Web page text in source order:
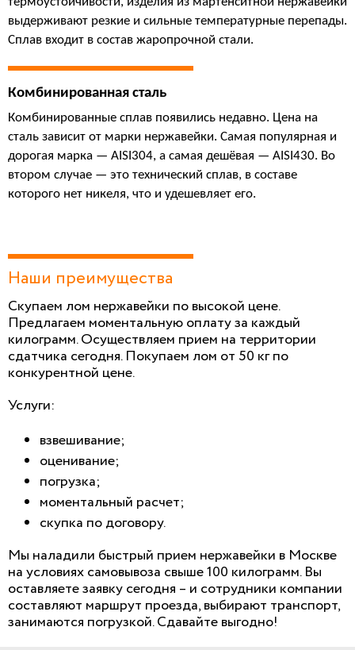
выдерживают резкие и сильные температурные перепады.
Сплав входит в состав жаропрочной стали.
Комбинированная сталь
Комбинированные сплав появились недавно. Цена на
сталь зависит от марки нержавейки. Самая популярная и
дорогая марка — AISI304, а самая дешёвая — AISI430. Во
втором случае — это технический сплав, в составе
которого нет никеля, что и удешевляет его.
Наши преимущества
Скупаем лом нержавейки по высокой цене.
Предлагаем моментальную оплату за каждый
килограмм. Осуществляем прием на территории
сдатчика сегодня. Покупаем лом от 50 кг по
конкурентной цене.
Услуги:
взвешивание;
оценивание;
погрузка;
моментальный расчет;
скупка по договору.
Мы наладили быстрый прием нержавейки в Москве
на условиях самовывоза свыше 100 килограмм. Вы
оставляете заявку сегодня – и сотрудники компании
составляют маршрут проезда, выбирают транспорт,
занимаются погрузкой. Сдавайте выгодно!